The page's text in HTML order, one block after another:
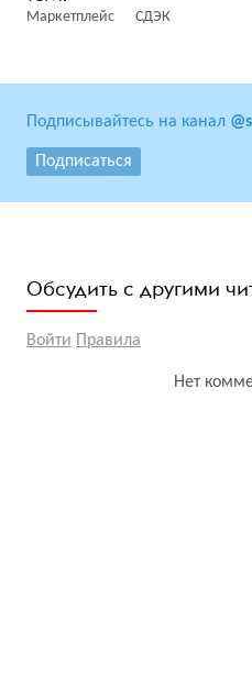
Маркетплейс СДЭК
Подписывайтесь на канал
Подписаться
Обсудить с другими
Войти Правила
Нет